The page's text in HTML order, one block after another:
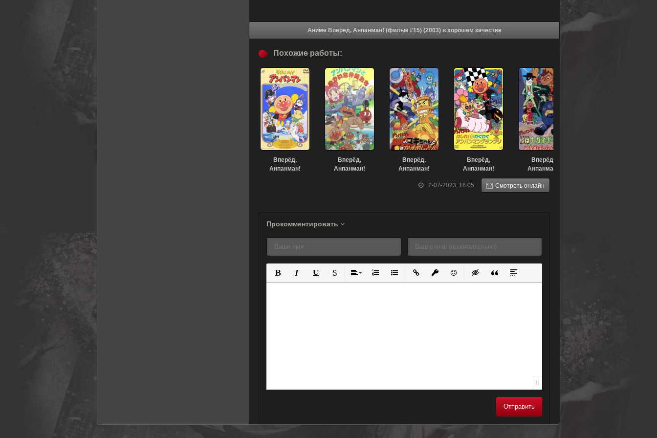
Аниме Вперёд, Анпанман! (фильм #15) (2003) в хорошем качестве
2-07-2023, 16:05 Смотреть онлайн
Похожие работы:
Вперёд,
Анпанман!
Вперёд,
Анпанман!
Вперёд,
Анпанман!
(2002)
Вперёд,
Анпанман!
(спэшл 2010)
(2010)
Вперёд,
Анпанман!
(спэшл 2001)
(2001)
Прокомментировать
Полужирный
КурсивПодчеркнутый
ЗачеркнутыйВыравнивание
Нумерованный список
Маркированный список
Вставить ссылку
Вставить защищенную ссылку
Вставить смайлик
Вставка скрытого текста
Вставка цитаты
Вставка спойлера
0
Отправить